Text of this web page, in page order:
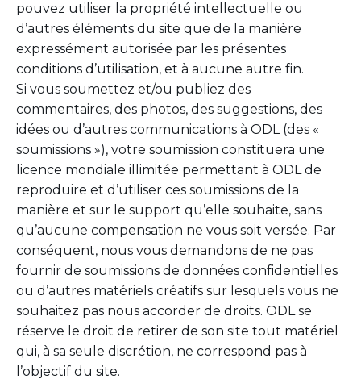
pouvez utiliser la propriété intellectuelle ou
d’autres éléments du site que de la manière
expressément autorisée par les présentes
conditions d’utilisation, et à aucune autre fin.
Si vous soumettez et/ou publiez des
commentaires, des photos, des suggestions, des
idées ou d’autres communications à ODL (des «
soumissions »), votre soumission constituera une
licence mondiale illimitée permettant à ODL de
reproduire et d’utiliser ces soumissions de la
manière et sur le support qu’elle souhaite, sans
qu’aucune compensation ne vous soit versée. Par
conséquent, nous vous demandons de ne pas
fournir de soumissions de données confidentielles
ou d’autres matériels créatifs sur lesquels vous ne
souhaitez pas nous accorder de droits. ODL se
réserve le droit de retirer de son site tout matériel
qui, à sa seule discrétion, ne correspond pas à
l’objectif du site.